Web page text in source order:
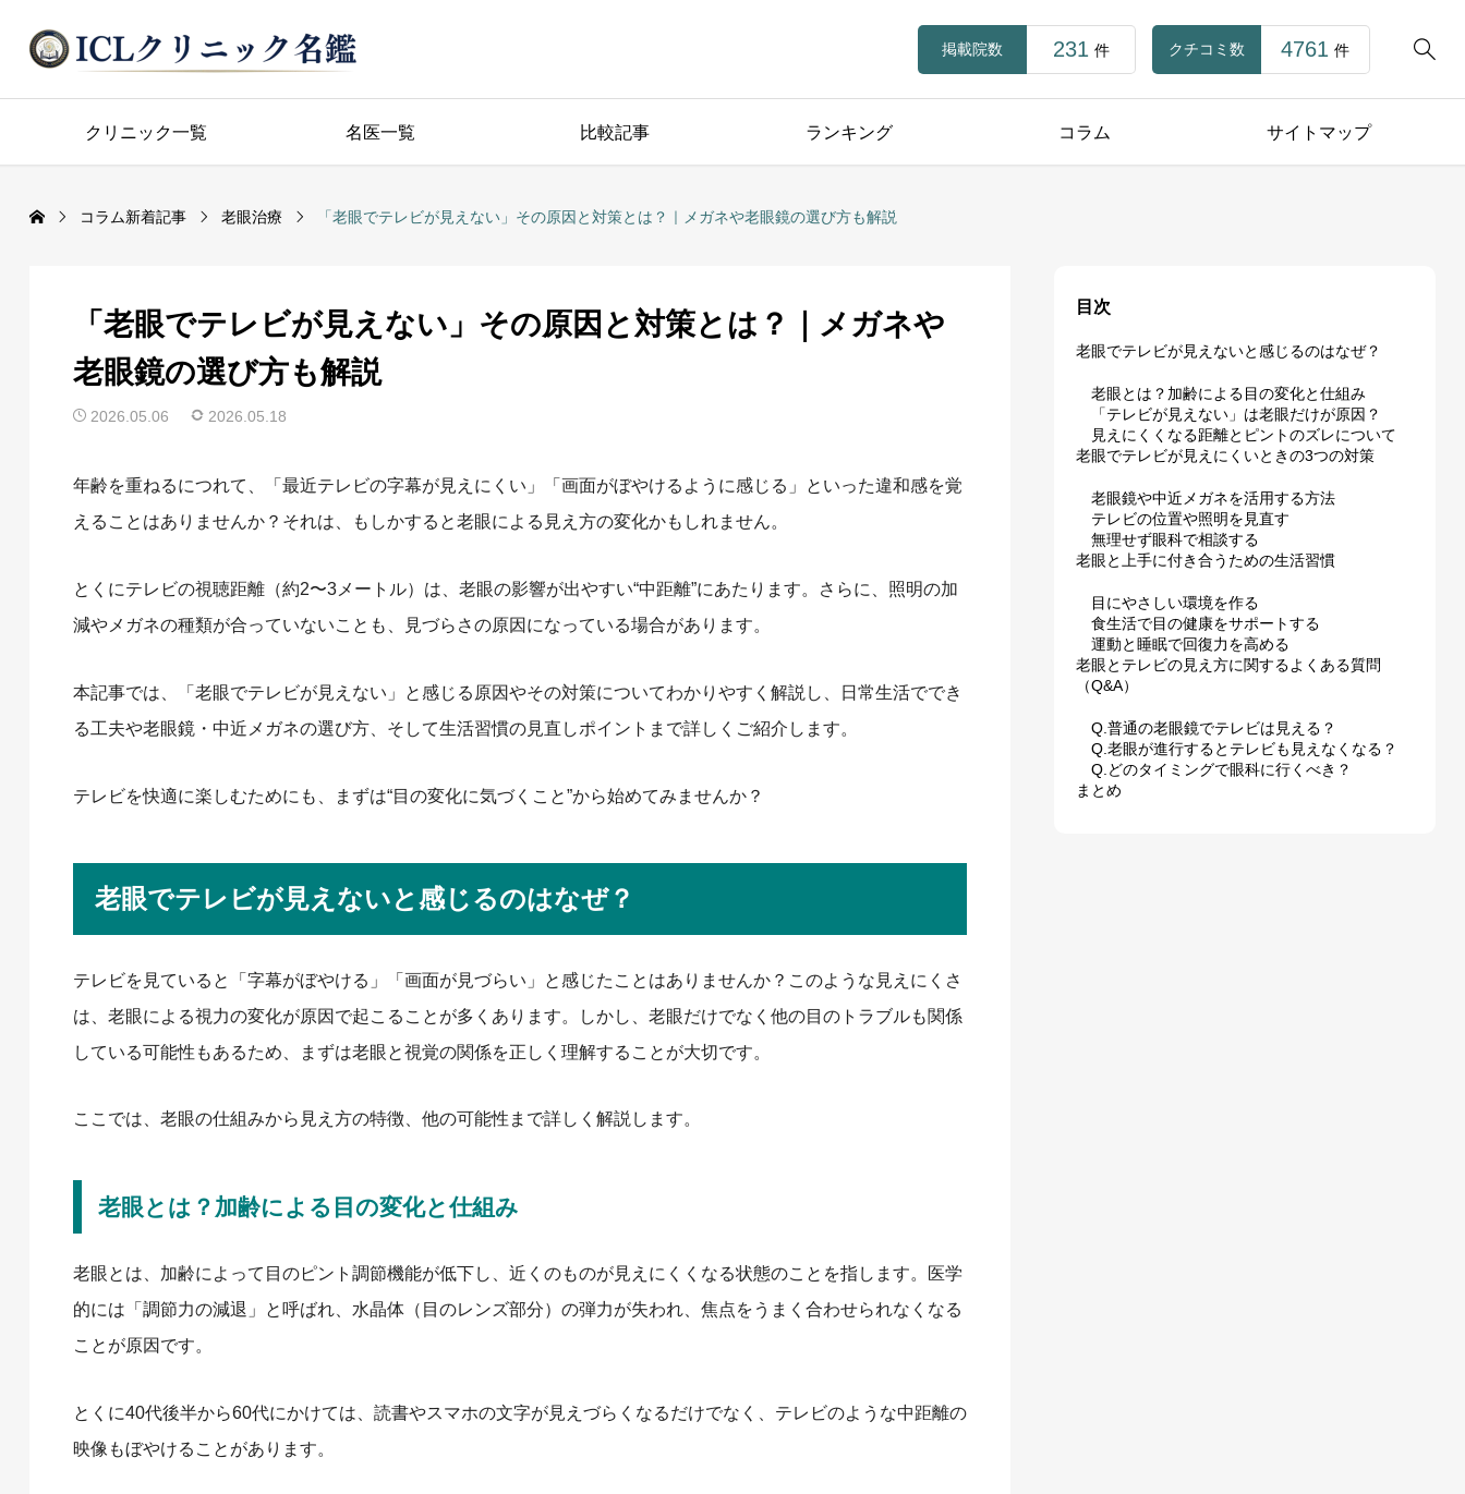

掲載院数 231 件 クチコミ数 4761 件
クリニック一覧 名医一覧 比較記事 ランキング コラム サイトマップ
コラム新着記事 老眼治療 「老眼でテレビが見えない」その原因と対策とは？｜メガネや老眼鏡の選び方も解説
「老眼でテレビが見えない」その原因と対策とは？｜メガネや
老眼鏡の選び方も解説
2026.05.06 2026.05.18
年齢を重ねるにつれて、「最近テレビの字幕が見えにくい」「画面がぼやけるように感じる」といった違和感を覚
えることはありませんか？それは、もしかすると老眼による見え方の変化かもしれません。
とくにテレビの視聴距離（約2〜3メートル）は、老眼の影響が出やすい“中距離”にあたります。さらに、照明の加
減やメガネの種類が合っていないことも、見づらさの原因になっている場合があります。
本記事では、「老眼でテレビが見えない」と感じる原因やその対策についてわかりやすく解説し、日常生活ででき
る工夫や老眼鏡・中近メガネの選び方、そして生活習慣の見直しポイントまで詳しくご紹介します。
テレビを快適に楽しむためにも、まずは“目の変化に気づくこと”から始めてみませんか？
老眼でテレビが見えないと感じるのはなぜ？
テレビを見ていると「字幕がぼやける」「画面が見づらい」と感じたことはありませんか？このような見えにくさ
は、老眼による視力の変化が原因で起こることが多くあります。しかし、老眼だけでなく他の目のトラブルも関係
している可能性もあるため、まずは老眼と視覚の関係を正しく理解することが大切です。
ここでは、老眼の仕組みから見え方の特徴、他の可能性まで詳しく解説します。
老眼とは？加齢による目の変化と仕組み
老眼とは、加齢によって目のピント調節機能が低下し、近くのものが見えにくくなる状態のことを指します。医学
的には「調節力の減退」と呼ばれ、水晶体（目のレンズ部分）の弾力が失われ、焦点をうまく合わせられなくなる
ことが原因です。
とくに40代後半から60代にかけては、読書やスマホの文字が見えづらくなるだけでなく、テレビのような中距離の
映像もぼやけることがあります。
目次
老眼でテレビが見えないと感じるのはなぜ？
老眼とは？加齢による目の変化と仕組み
「テレビが見えない」は老眼だけが原因？
見えにくくなる距離とピントのズレについて
老眼でテレビが見えにくいときの3つの対策
老眼鏡や中近メガネを活用する方法
テレビの位置や照明を見直す
無理せず眼科で相談する
老眼と上手に付き合うための生活習慣
目にやさしい環境を作る
食生活で目の健康をサポートする
運動と睡眠で回復力を高める
老眼とテレビの見え方に関するよくある質問
（Q&A）
Q.普通の老眼鏡でテレビは見える？
Q.老眼が進行するとテレビも見えなくなる？
Q.どのタイミングで眼科に行くべき？
まとめ